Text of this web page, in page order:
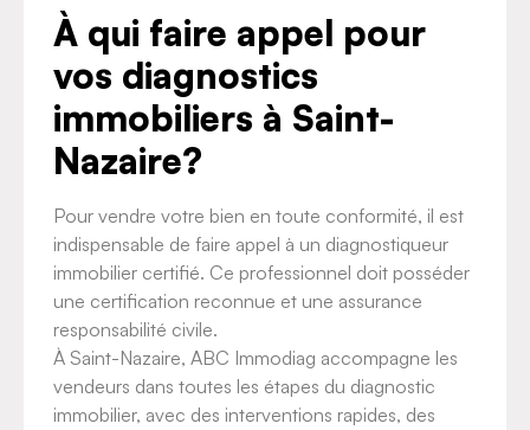
À qui faire appel pour
vos diagnostics
immobiliers à Saint-
Nazaire?
Pour vendre votre bien en toute conformité, il est
indispensable de faire appel à un diagnostiqueur
immobilier certifié. Ce professionnel doit posséder
une certification reconnue et une assurance
responsabilité civile.
À Saint-Nazaire, ABC Immodiag accompagne les
vendeurs dans toutes les étapes du diagnostic
immobilier, avec des interventions rapides, des